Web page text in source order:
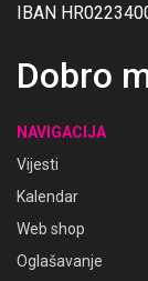
IBAN
Dobro
NAVIGACIJA
Vijesti
Kalendar
Web shop
Oglašavanje